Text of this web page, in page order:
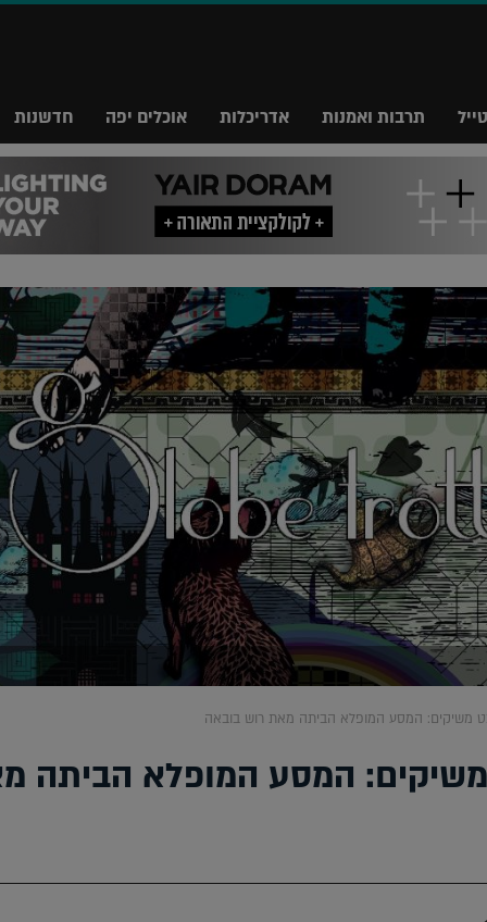
תרבות ואמנות אדריכלות אוכלים יפה חדשנות
משיקים: המסע המופלא הביתה מאת רוש בובאה
משיקים: המסע המופלא הביתה